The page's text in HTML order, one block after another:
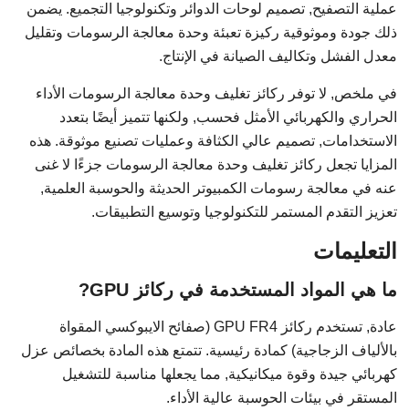
عملية التصفيح, تصميم لوحات الدوائر وتكنولوجيا التجميع. يضمن
ذلك جودة وموثوقية ركيزة تعبئة وحدة معالجة الرسومات وتقليل
معدل الفشل وتكاليف الصيانة في الإنتاج.
في ملخص, لا توفر ركائز تغليف وحدة معالجة الرسومات الأداء
الحراري والكهربائي الأمثل فحسب, ولكنها تتميز أيضًا بتعدد
الاستخدامات, تصميم عالي الكثافة وعمليات تصنيع موثوقة. هذه
المزايا تجعل ركائز تغليف وحدة معالجة الرسومات جزءًا لا غنى
عنه في معالجة رسومات الكمبيوتر الحديثة والحوسبة العلمية,
تعزيز التقدم المستمر للتكنولوجيا وتوسيع التطبيقات.
التعليمات
ما هي المواد المستخدمة في ركائز GPU?
عادة, تستخدم ركائز GPU FR4 (صفائح الايبوكسي المقواة
بالألياف الزجاجية) كمادة رئيسية. تتمتع هذه المادة بخصائص عزل
كهربائي جيدة وقوة ميكانيكية, مما يجعلها مناسبة للتشغيل
المستقر في بيئات الحوسبة عالية الأداء.